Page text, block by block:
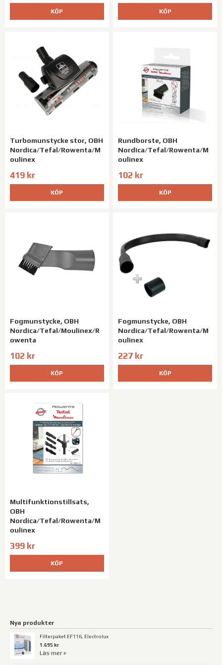
KÖP KÖP
Turbomunstycke stor, OBH
Nordica/Tefal/Rowenta/M
oulinex
419 kr
KÖP
Rundborste, OBH
Nordica/Tefal/Rowenta/M
oulinex
102 kr
KÖP
Fogmunstycke, OBH
Nordica/Tefal/Moulinex/R
owenta
102 kr
KÖP
Fogmunstycke, OBH
Nordica/Tefal/Rowenta/M
oulinex
227 kr
KÖP
Multifunktionstillsats,
OBH
Nordica/Tefal/Rowenta/M
oulinex
399 kr
KÖP
Nya produkter
Filterpaket EF116, Electrolux
1.695 kr
Läs mer »